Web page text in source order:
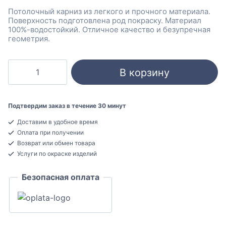
Потолочный карниз из легкого и прочного материала.
Поверхность подготовлена род покраску. Материал
100%-водостойкий. Отличное качество и безупречная
геометрия.
Decor
Карниз
потолочный
Полиуретан
В корзину
Подтвердим заказ в течение 30 минут
Доставим в удобное время
Оплата при получении
Возврат или обмен товара
Услуги по окраске изделий
Безопасная оплата